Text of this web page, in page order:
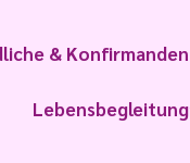
& Konfirmanden
Lebensbegleitung